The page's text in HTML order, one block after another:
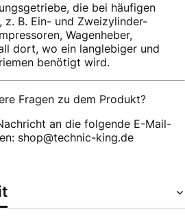
die bei häufigen
z. B. Ein- und Zweizylinder-
Wagenheber,
dort, wo ein langlebiger und
benötigt wird.
Fragen zu dem Produkt?
an die folgende E-Mail-
shop@technic-king.de